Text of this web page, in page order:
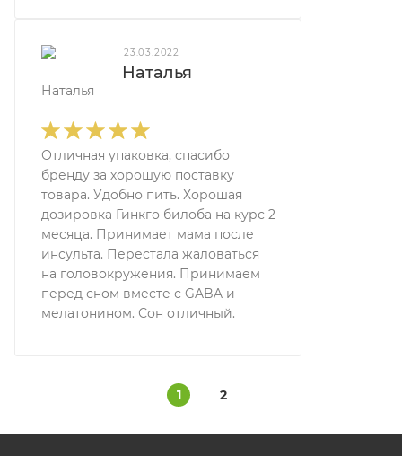
23.03.2022
Наталья
Отличная упаковка, спасибо
бренду за хорошую поставку
товара. Удобно пить. Хорошая
дозировка Гинкго билоба на курс 2
месяца. Принимает мама после
инсульта. Перестала жаловаться
на головокружения. Принимаем
перед сном вместе с GABA и
мелатонином. Сон отличный.
1 2